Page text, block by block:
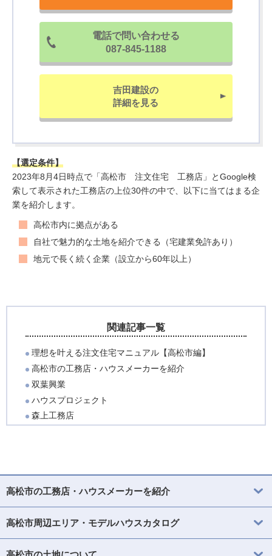
電話で問い合わせる
087-845-1188
吉田建設の
詳細を見る
【選定条件】
2023年8月4日時点で「高松市 注文住宅 工務店」とGoogle検
索して表示された工務店の上位30件の中で、以下に当てはまる企
業を紹介します。
高松市内に拠点がある
自社で魅力的な土地を紹介できる（宅建業免許あり）
地元で長く続く企業（設立から60年以上）
関連記事一覧
理想を叶える注文住宅マニュアル【高松市編】
高松市の工務店・ハウスメーカーを紹介
双葉興業
ハウスプロジェクト
森上工務店
高松市の工務店・ハウスメーカーを紹介
高松市周辺エリア・モデルハウスカタログ